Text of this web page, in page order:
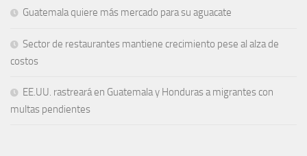
Guatemala quiere más mercado para su aguacate
Sector de restaurantes mantiene crecimiento pese al alza de
costos
EE.UU. rastreará en Guatemala y Honduras a migrantes con
multas pendientes